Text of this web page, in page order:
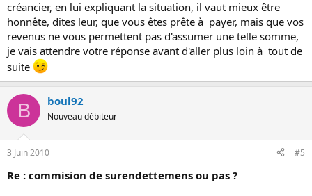
créancier, en lui expliquant la situation, il vaut mieux être
honnête, dites leur, que vous êtes prête à payer, mais que vos
revenus ne vous permettent pas d'assumer une telle somme,
je vais attendre votre réponse avant d'aller plus loin à tout de
suite
B boul92
Nouveau débiteur
3 Juin 2010 #5
Re : commision de surendettemens ou pas ?